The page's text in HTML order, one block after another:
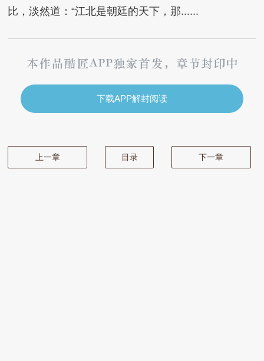
比，淡然道：“江北是朝廷的天下，那......
下载APP解封阅读
上一章 目录 下一章